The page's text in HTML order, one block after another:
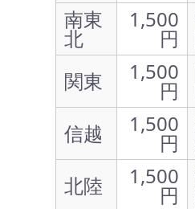
南東
北
1,500
円
関東
1,500
円
信越
1,500
円
北陸
1,500
円